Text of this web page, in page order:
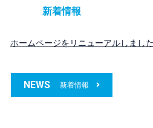
新着情報
ホームページをリニューアルしまし
NEWS 新着情報